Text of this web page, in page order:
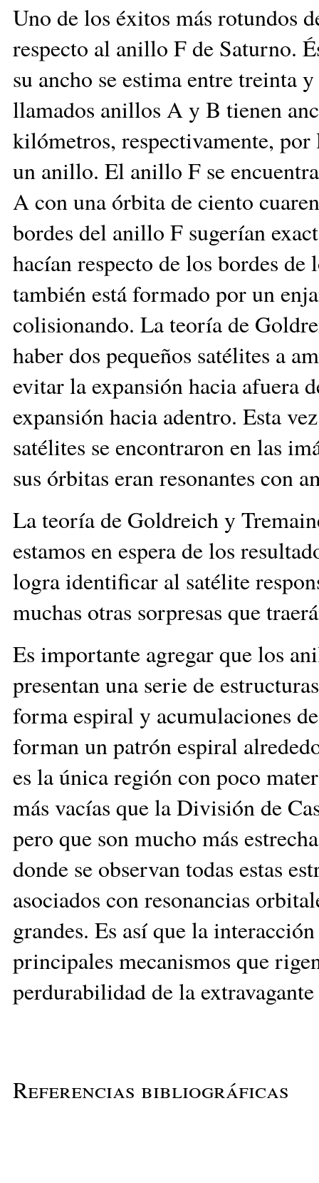
Uno de los éxitos más rotundos
respecto al anillo F de Saturno.
su ancho se estima entre treinta
llamados anillos A y B tienen
kilómetros, respectivamente, por
un anillo. El anillo F se
A con una órbita de ciento
bordes del anillo F sugerían
hacían respecto de los bordes
también está formado por un
colisionando. La teoría de
haber dos pequeños satélites a
evitar la expansión hacia afuera
expansión hacia adentro. Esta
satélites se encontraron en las
sus órbitas eran resonantes con
La teoría de Goldreich y
estamos en espera de los
logra identificar al satélite
muchas otras sorpresas que
Es importante agregar que los
presentan una serie de
forma espiral y acumulaciones
forman un patrón espiral
es la única región con poco
más vacías que la División de
pero que son mucho más
donde se observan todas estas
asociados con resonancias
grandes. Es así que la
principales mecanismos que
perdurabilidad de la
Referencias bibliográficas